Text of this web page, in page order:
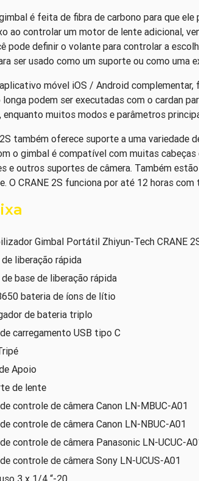
é feita de fibra de carbono para que
ao controlar um motor de lente adicional,
pode definir o volante para controlar a
ser usado como um suporte ou como uma
móvel iOS / Android
longa podem ser executadas com o cardan
muitos modos e parâmetros
também oferece suporte a uma variedade
o gimbal é compatível com muitas
e outros suportes de câmera. Também
O CRANE 2S funciona por até 12 horas
Gimbal Portátil Zhiyun-Tech CRANE
liberação rápida
base de liberação rápida
bateria de íons de lítio
de bateria triplo
carregamento USB tipo C
Apoio
de lente
controle de câmera Canon LN-MBUC-A01
controle de câmera Canon LN-NBUC-A01
controle de câmera Panasonic LN-UCUC-
controle de câmera Sony LN-UCUS-A01
3 x 1/4 “-20